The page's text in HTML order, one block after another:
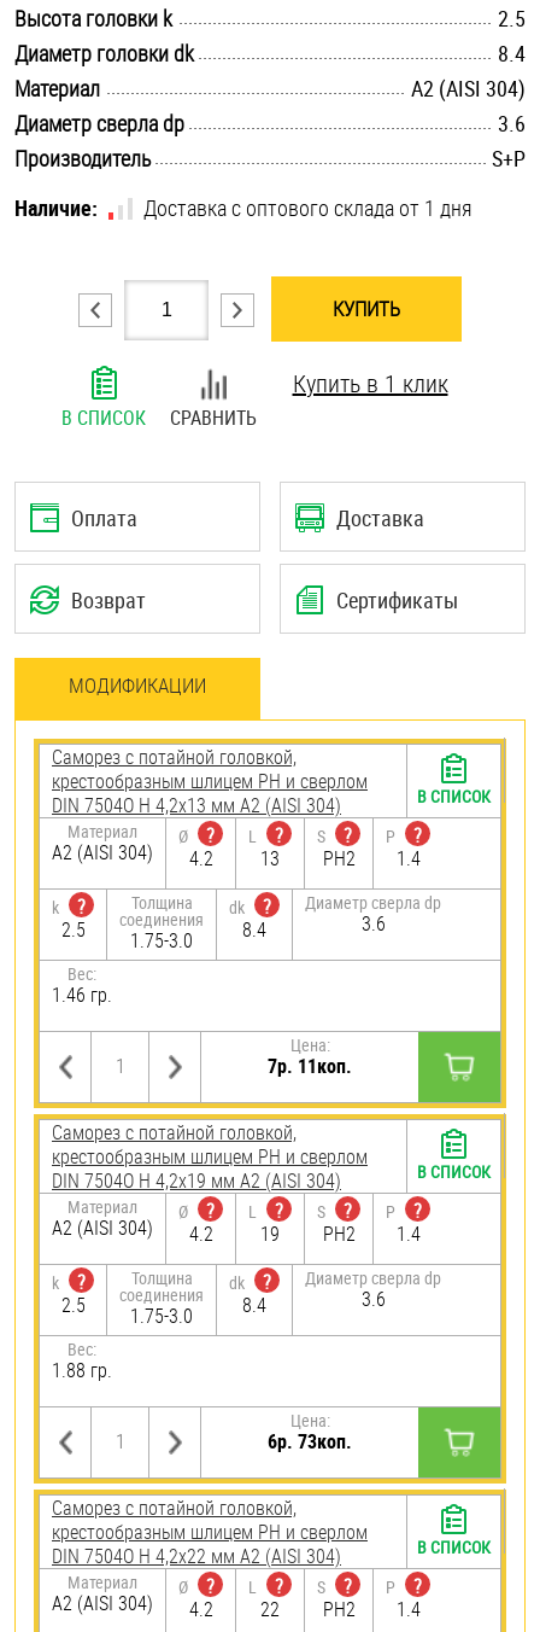
Шплинты
Штифты и пальцы
Высота головки k
2.5
Диаметр головки dk
8.4
Материал
А2 (AISI 304)
Диаметр сверла dp
3.6
Производитель
S+P
Наличие:
Доставка с оптового склада от 1 дня
КУПИТЬ
В СПИСОК СРАВНИТЬ
Купить в 1 клик
Оплата Доставка
Возврат Сертификаты
МОДИФИКАЦИИ
Саморез с потайной головкой,
крестообразным шлицем PH и сверлом
DIN 7504O H 4,2х13 мм А2 (AISI 304)
Материал
А2 (AISI 304)
Ø
?
4.2
L
?
13
S
?
PH2
P
?
1.4
k
?
2.5
Толщина
соединения
1.75-3.0
dk
?
8.4
Диаметр сверла dp
3.6
Вес:
1.46 гр.
Цена:
7р. 11коп.
В СПИСОК
Саморез с потайной головкой,
крестообразным шлицем PH и сверлом
DIN 7504O H 4,2х19 мм А2 (AISI 304)
Материал
А2 (AISI 304)
Ø
?
4.2
L
?
19
S
?
PH2
P
?
1.4
k
?
2.5
Толщина
соединения
1.75-3.0
dk
?
8.4
Диаметр сверла dp
3.6
Вес:
1.88 гр.
Цена:
6р. 73коп.
В СПИСОК
Саморез с потайной головкой,
крестообразным шлицем PH и сверлом
DIN 7504O H 4,2х22 мм А2 (AISI 304)
Материал
А2 (AISI 304)
Ø
?
4.2
L
?
22
S
?
PH2
P
?
1.4
В СПИСОК